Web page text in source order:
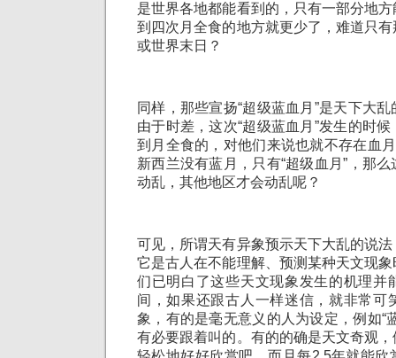
是世界各地都能看到的，只有一部分地
到四次月全食的地方就更少了，难道只
或世界末日？
同样，那些宣扬“超级蓝血月”是天下大
由于时差，这次“超级蓝血月”发生的时
到月全食的，对他们来说也就不存在血
新西兰没有蓝月，只有“超级血月”，那
动乱，其他地区才会动乱呢？
可见，所谓天有异象预示天下大乱的说
它是古人在不能理解、预测某种天文现
们已明白了这些天文现象发生的机理并
间，如果还跟古人一样迷信，就非常可
象，有的是毫无意义的人为设定，例如“
有必要跟着叫的。有的的确是天文奇观